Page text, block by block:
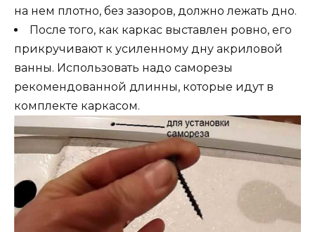
на нем плотно, без зазоров, должно лежать дно.
После того, как каркас выставлен ровно, его
прикручивают к усиленному дну акриловой
ванны. Использовать надо саморезы
рекомендованной длинны, которые идут в
комплекте каркасом.